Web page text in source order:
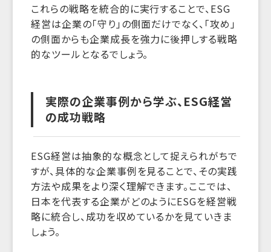
これらの戦略を統合的に実行することで、ESG
経営は企業の「守り」の側面だけでなく、「攻め」
の側面からも企業成長を強力に後押しする戦略
的なツールとなるでしょう。
実際の企業事例から学ぶ、ESG経営
の成功戦略
ESG経営は抽象的な概念として捉えられがちで
すが、具体的な企業事例を見ることで、その実践
方法や成果をより深く理解できます。ここでは、
日本を代表する企業がどのようにESGを経営戦
略に統合し、成功を収めているかを見ていきま
しょう。